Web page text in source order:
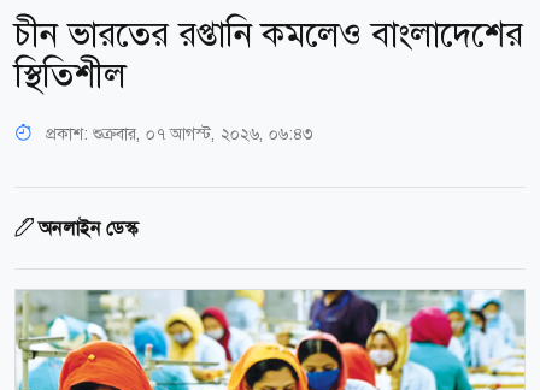
চীন ভারতের রপ্তানি কমলেও বাংলাদেশের
স্থিতিশীল
প্রকাশ: শুক্রবার, ০৭ আগস্ট, ২০২৬, ০৬:৪৩
অনলাইন ডেস্ক